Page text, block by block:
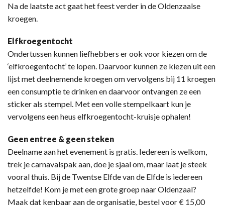
Na de laatste act gaat het feest verder in de Oldenzaalse
kroegen.
Elfkroegentocht
Ondertussen kunnen liefhebbers er ook voor kiezen om de
‘elfkroegentocht’ te lopen. Daarvoor kunnen ze kiezen uit een
lijst met deelnemende kroegen om vervolgens bij 11 kroegen
een consumptie te drinken en daarvoor ontvangen ze een
sticker als stempel. Met een volle stempelkaart kun je
vervolgens een heus elfkroegentocht-kruisje ophalen!
Geen entree & geen steken
Deelname aan het evenement is gratis. Iedereen is welkom,
trek je carnavalspak aan, doe je sjaal om, maar laat je steek
vooral thuis. Bij de Twentse Elfde van de Elfde is iedereen
hetzelfde! Kom je met een grote groep naar Oldenzaal?
Maak dat kenbaar aan de organisatie, bestel voor € 15,00